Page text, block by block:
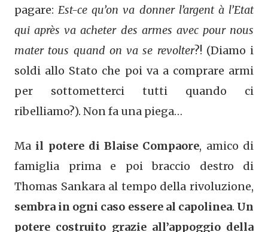
pagare:Est-ce qu’on va donner l’argent à l’Etat
qui après va acheter des armes avec pour nous
mater tous quand on va se revolter?! (Diamo i
soldi allo Stato che poi va a comprare armi
per sottometterci tutti quando ci
ribelliamo?). Non fa una piega…
Ma il potere di Blaise Compaore, amico di
famiglia prima e poi braccio destro di
Thomas Sankara al tempo della rivoluzione,
sembra in ogni caso essere al capolinea. Un
potere costruito grazie all’appoggio della